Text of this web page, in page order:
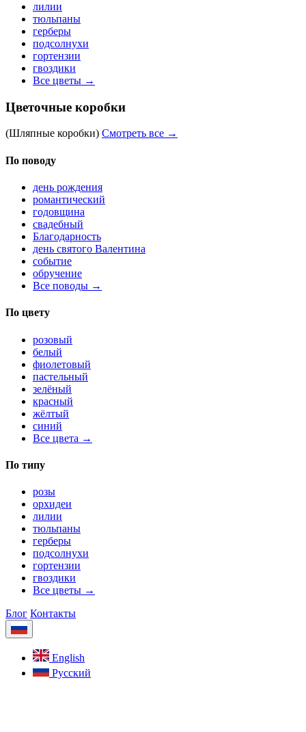
лилии
тюльпаны
герберы
подсолнухи
гортензии
гвоздики
Все цветы →
Цветочные коробки
(Шляпные коробки) Смотреть все →
По поводу
день рождения
романтический
годовщина
свадебный
Благодарность
день святого Валентина
событие
обручение
Все поводы →
По цвету
розовый
белый
фиолетовый
пастельный
зелёный
красный
жёлтый
синий
Все цвета →
По типу
розы
орхидеи
лилии
тюльпаны
герберы
подсолнухи
гортензии
гвоздики
Все цветы →
Блог Контакты
English
Русский